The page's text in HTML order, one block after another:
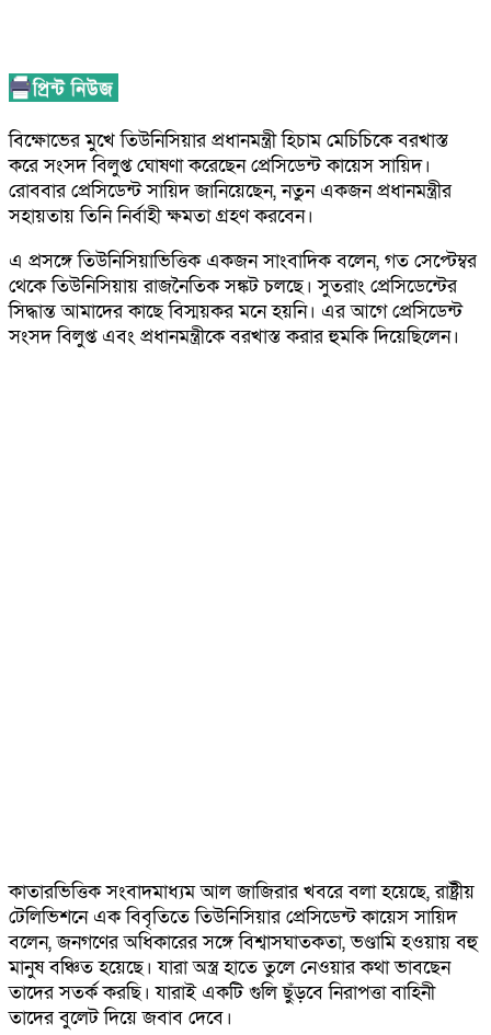
বিক্ষোভের মুখে তিউনিসিয়ার প্রধানমন্ত্রী হিচাম মেচিচিকে বরখাস্ত
করে সংসদ বিলুপ্ত ঘোষণা করেছেন প্রেসিডেন্ট কায়েস সায়িদ।
রোববার প্রেসিডেন্ট সায়িদ জানিয়েছেন, নতুন একজন প্রধানমন্ত্রীর
সহায়তায় তিনি নির্বাহী ক্ষমতা গ্রহণ করবেন।
এ প্রসঙ্গে তিউনিসিয়াভিত্তিক একজন সাংবাদিক বলেন, গত সেপ্টেম্বর
থেকে তিউনিসিয়ায় রাজনৈতিক সঙ্কট চলছে। সুতরাং প্রেসিডেন্টের
সিদ্ধান্ত আমাদের কাছে বিস্ময়কর মনে হয়নি। এর আগে প্রেসিডেন্ট
সংসদ বিলুপ্ত এবং প্রধানমন্ত্রীকে বরখাস্ত করার হুমকি দিয়েছিলেন।
কাতারভিত্তিক সংবাদমাধ্যম আল জাজিরার খবরে বলা হয়েছে, রাষ্ট্রীয়
টেলিভিশনে এক বিবৃতিতে তিউনিসিয়ার প্রেসিডেন্ট কায়েস সায়িদ
বলেন, জনগণের অধিকারের সঙ্গে বিশ্বাসঘাতকতা, ভণ্ডামি হওয়ায় বহু
মানুষ বঞ্চিত হয়েছে। যারা অস্ত্র হাতে তুলে নেওয়ার কথা ভাবছেন
তাদের সতর্ক করছি। যারাই একটি গুলি ছুঁড়বে নিরাপত্তা বাহিনী
তাদের বুলেট দিয়ে জবাব দেবে।